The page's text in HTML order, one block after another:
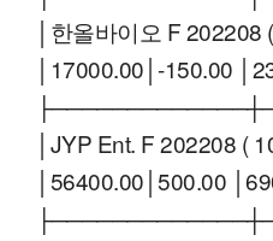
│한올바이오 F 202208
│17000.00│-150.00
│JYP Ent. F 202208 (
│56400.00│500.00